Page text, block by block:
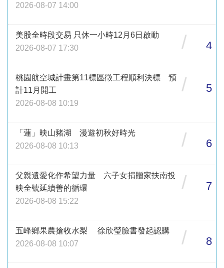
2026-08-07 14:00
美股全時段交易 只休一小時12月6日啟動
2026-08-07 17:30
/ 4
桃園航空城計畫第11標區徵工程順利決標 預
計11月開工
2026-08-08 10:19
/ 5
「蓮」映山豬湖 漫遊初秋好時光
2026-08-08 10:13
/ 6
父親遺愛化作希望力量 六子女捐贈家扶南投
映全號延續善的循環
2026-08-08 15:22
/ 7
五峰鄉果農搶收水梨 徐欣瑩臉書發起認購
2026-08-08 10:07
/ 8